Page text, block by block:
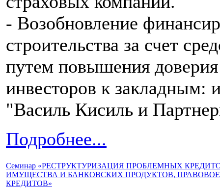
- Возобновление
строительства за счет
путем повышения
инвесторов к
"Василь Кисиль и
Подробнее...
Семинар «РЕСТРУКТУРИЗАЦИЯ ПРОБЛЕМНЫХ
ИМУЩЕСТВА И БАНКОВСКИХ ПРОДУКТОВ,
КРЕДИТОВ»